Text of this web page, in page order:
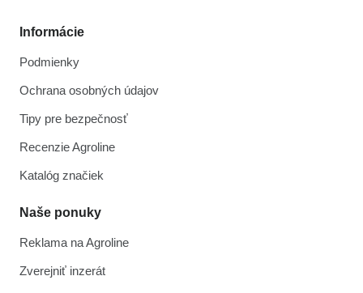
Informácie
Podmienky
Ochrana osobných údajov
Tipy pre bezpečnosť
Recenzie Agroline
Katalóg značiek
Naše ponuky
Reklama na Agroline
Zverejniť inzerát